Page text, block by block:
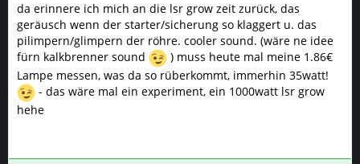
da erinnere ich mich an die lsr grow zeit zurück, das
geräusch wenn der starter/sicherung so klaggert u. das
pilimpern/glimpern der röhre. cooler sound. (wäre ne idee
fürn kalkbrenner sound
) muss heute mal meine 1.86€
Lampe messen, was da so rüberkommt, immerhin 35watt!
- das wäre mal ein experiment, ein 1000watt lsr grow
hehe